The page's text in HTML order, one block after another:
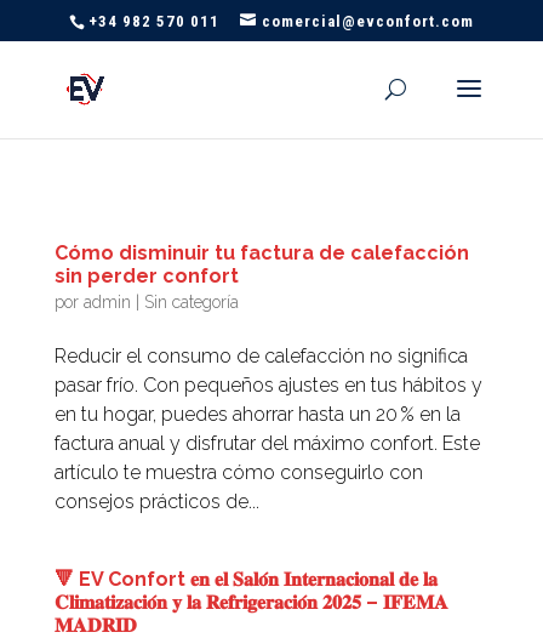
+34 982 570 011 comercial@evconfort.com
Cómo disminuir tu factura de calefacción
sin perder confort
por admin Sin categoría
Reducir el consumo de calefacción no significa
pasar frío. Con pequeños ajustes en tus hábitos y
en tu hogar, puedes ahorrar hasta un 20 % en la
factura anual y disfrutar del máximo confort. Este
artículo te muestra cómo conseguirlo con
consejos prácticos de...
🔻 EV Confort 𝐞𝐧 𝐞𝐥 𝐒𝐚𝐥𝐨́𝐧 𝐈𝐧𝐭𝐞𝐫𝐧𝐚𝐜𝐢𝐨𝐧𝐚𝐥 𝐝𝐞 𝐥𝐚
𝐂𝐥𝐢𝐦𝐚𝐭𝐢𝐳𝐚𝐜𝐢𝐨́𝐧 𝐲 𝐥𝐚 𝐑𝐞𝐟𝐫𝐢𝐠𝐞𝐫𝐚𝐜𝐢𝐨́𝐧 𝟐𝟎𝟐𝟓 – 𝐈𝐅𝐄𝐌𝐀
𝐌𝐀𝐃𝐑𝐈𝐃